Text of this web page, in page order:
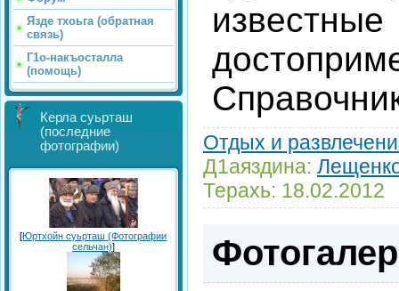
Язде тхоьга (обратная
связь)
Г1о-накъосталла
(помощь)
Керла суьрташ
(последние
фотографии)
[Юртхойн суьрташ (Фотографии
сельчан)]
известные
Отдых и
Д1аяздина:
Терахь: 18.02.2012